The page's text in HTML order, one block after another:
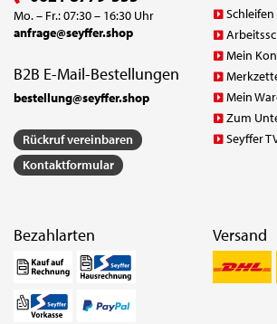
Mo. – Fr.: 07:30 – 16:30 Uhr
anfrage@seyffer.shop
B2B E-Mail-Bestellungen
bestellung@seyffer.shop
Rückruf vereinbaren
Kontaktformular
Schleifen
Mein
Mein
Zum
Seyffer
Bezahlarten Versand